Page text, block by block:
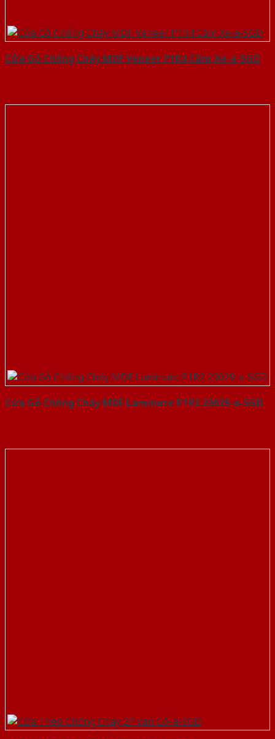
Cửa Gỗ Chống Cháy MDF Veneer P1R4 Căm Xe-a-SGD
Cửa Gỗ Chống Cháy MDF Laminate P1R2 23029-a-SGD